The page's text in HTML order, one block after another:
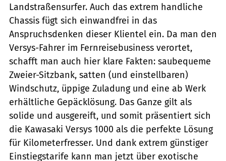
Landstraßensurfer. Auch das extrem handliche
Chassis fügt sich einwandfrei in das
Anspruchsdenken dieser Klientel ein. Da man den
Versys-Fahrer im Fernreisebusiness verortet,
schafft man auch hier klare Fakten: saubequeme
Zweier-Sitzbank, satten (und einstellbaren)
Windschutz, üppige Zu­ladung und eine ab Werk
erhältliche Gepäcklösung. Das Ganze gilt als
solide und ausgereift, und somit präsentiert sich
die Kawasaki Versys 1000 als die perfekte Lösung
für Kilometerfresser. Und dank extrem günstiger
Einstiegstarife kann man jetzt über exotische